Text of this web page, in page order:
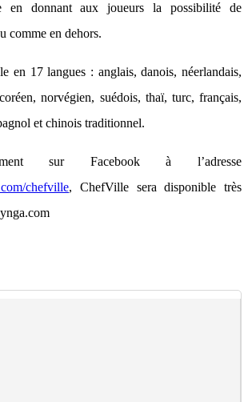
en donnant aux joueurs la possibilité de
comme en dehors.
en 17 langues : anglais, danois, néerlandais,
norvégien, suédois, thaï, turc, français,
et chinois traditionnel.
sur Facebook à l’adresse
chefville, ChefVille sera disponible très